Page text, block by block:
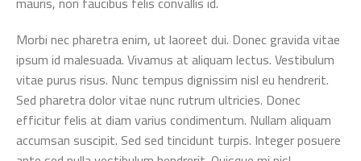
Morbi nec pharetra enim, ut laoreet dui. Donec gravida vitae
ipsum id malesuada. Vivamus at aliquam lectus. Vestibulum
vitae purus risus. Nunc tempus dignissim nisl eu hendrerit.
Sed pharetra dolor vitae nunc rutrum ultricies. Donec
efficitur felis at diam varius condimentum. Nullam aliquam
accumsan suscipit. Sed sed tincidunt turpis. Integer posuere